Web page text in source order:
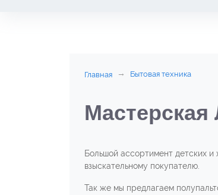
Главная Бытовая техника
Большой ассортимент детских
взыскательному покупателю.
Так же мы предлагаем